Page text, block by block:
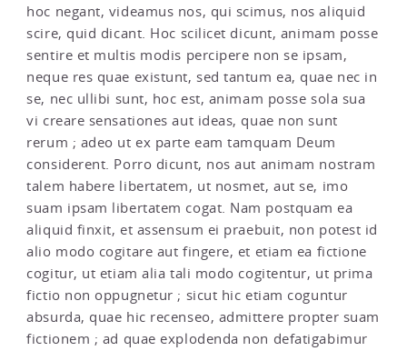
hoc negant, videamus nos, qui scimus, nos aliquid
scire, quid dicant. Hoc scilicet dicunt, animam posse
sentire et multis modis percipere non se ipsam,
neque res quae existunt, sed tantum ea, quae nec in
se, nec ullibi sunt, hoc est, animam posse sola sua
vi creare sensationes aut ideas, quae non sunt
rerum ; adeo ut ex parte eam tamquam Deum
considerent. Porro dicunt, nos aut animam nostram
talem habere libertatem, ut nosmet, aut se, imo
suam ipsam libertatem cogat. Nam postquam ea
aliquid finxit, et assensum ei praebuit, non potest id
alio modo cogitare aut fingere, et etiam ea fictione
cogitur, ut etiam alia tali modo cogitentur, ut prima
fictio non oppugnetur ; sicut hic etiam coguntur
absurda, quae hic recenseo, admittere propter suam
fictionem ; ad quae explodenda non defatigabimur